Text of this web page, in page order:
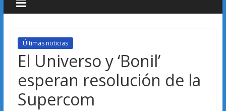
Últimas noticias
El Universo y ‘Bonil’
esperan resolución de la
Supercom